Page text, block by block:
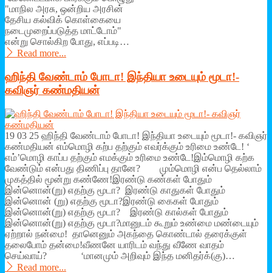
"மாநில அரசு, ஒன்றிய அரசின்
தேசிய கல்விக் கொள்கையை
நடைமுறைப்படுத்த மாட்டோம்"
என்று சொல்கிற போது, எப்படி…
Read more...
ஹிந்தி வேண்டாம் போடா! இந்தியா உடையும் மூடா!-
கவிஞர் கண்மதியன்
19 03 25 ஹிந்தி வேண்டாம் போடா! இந்தியா உடையும் மூடா!- கவிஞர்
கண்மதியன் எம்மொழி கற்ப தற்கும் எவர்க்கும் உரிமை உண்டே! ‘
எம்’மொழி காப்ப தற்கும் எமக்கும் உரிமை உண்டே!இம்மொழி கற்க
வேண்டும் என்பது திணிப்பு தானே? மும்மொழி என்ப தெல்லாம்
முகத்தில் மூன்று கண்ணே!இரண்டு கண்கள் போதும்
இன்னொன்(று) எதற்கு மூடா? இரண்டு காதுகள் போதும்
இன்னொன் (று) எதற்கு மூடா?இரண்டு கைகள் போதும்
இன்னொன்(று) எதற்கு மூடா? இரண்டு கால்கள் போதும்
இன்னொன்(று) எதற்கு மூடா?மானுடம் கூறும் உண்மை மண்டையும்
ஏற்றால் நன்மை! தானெனும் அகந்தை கொண்டால் தரைக்குள்
தலைபோம் தன்மை!வீணனே யாரிடம் வந்து வீணே வாதம்
செய்வாய்? ‘மானமும் அறிவும் இந்த மனிதர்க்(கு)…
Read more...